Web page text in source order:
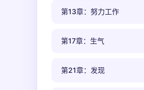
第13章：努力工作
第17章：生气
第21章：发现